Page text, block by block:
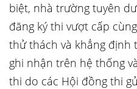
biệt, nhà trường tuyên
đăng ký thi vượt cấp
thử thách và khẳng định
ghi nhận trên hệ thống
thi do các Hội đồng thi